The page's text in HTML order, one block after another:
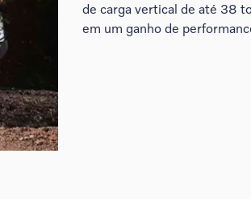
de carga vertical de até 38
em um ganho de